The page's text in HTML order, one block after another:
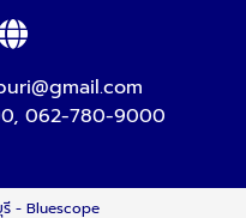
, 062-780-9000
- Bluescope